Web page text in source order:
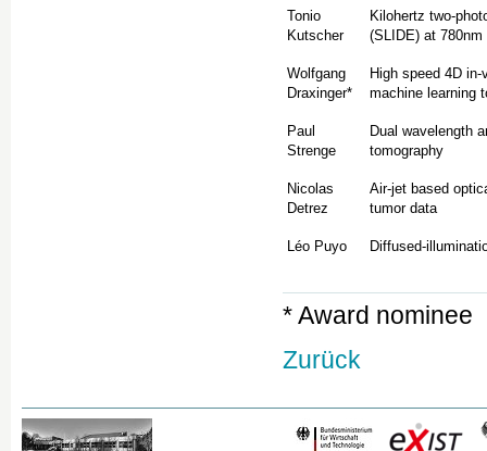
Tonio
Kutscher
Kilohertz two-
(SLIDE) at 780nm
Wolfgang
Draxinger*
High speed 4D
machine learning
Paul
Strenge
Dual wavelength
tomography
Nicolas
Detrez
Air-jet based
tumor data
Léo Puyo Diffused-
* Award nominee
Zurück